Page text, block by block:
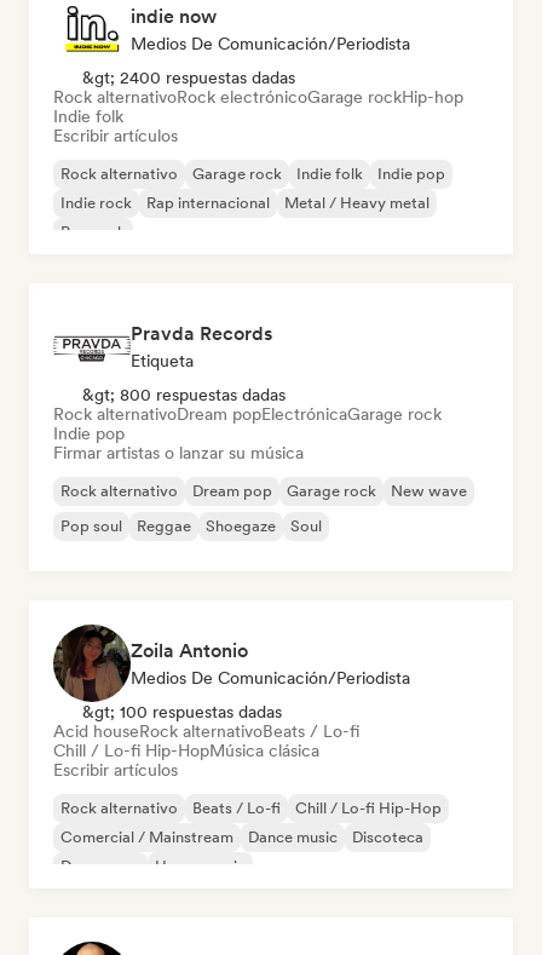
indie now
Medios De Comunicación/Periodista
&gt; 2400 respuestas dadas
Rock alternativoRock electrónicoGarage rockHip-hop
Indie folk
Escribir artículos
Rock alternativo Garage rock Indie folk
Indie pop
Indie rock
Rap internacional
Metal / Heavy metal
Pop rock
Pravda Records
Etiqueta
&gt; 800 respuestas dadas
Rock alternativoDream popElectrónicaGarage rock
Indie pop
Firmar artistas o lanzar su música
Rock alternativo Dream pop Garage rock
New wave
Pop soul
Reggae Shoegaze Soul
Zoila Antonio
Medios De Comunicación/Periodista
&gt; 100 respuestas dadas
Acid houseRock alternativoBeats / Lo-fi
Chill / Lo-fi Hip-HopMúsica clásica
Escribir artículos
Rock alternativo Beats / Lo-fi
Chill / Lo-fi Hip-Hop
Comercial / Mainstream
Dance music
Discoteca
Dream pop
House music